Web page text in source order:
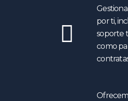
por ti,
soporte
como